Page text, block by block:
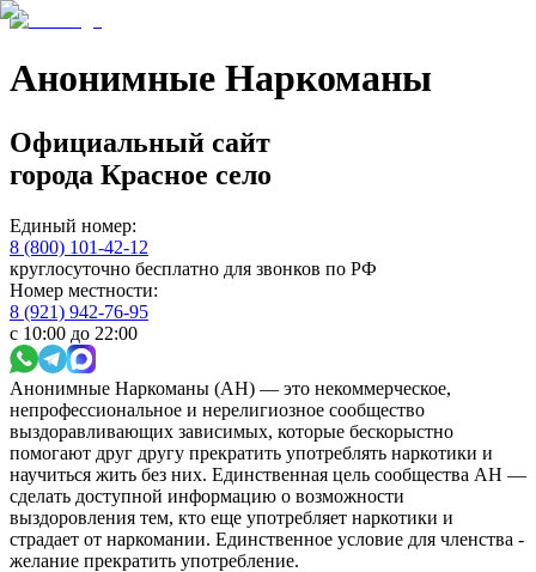
Анонимные Наркоманы
Официальный сайт
города Красное село
Единый номер:
8 (800) 101-42-12
круглосуточно бесплатно для звонков по РФ
Номер местности:
8 (921) 942-76-95
с 10:00 до 22:00
Анонимные Наркоманы (АН) — это некоммерческое,
непрофессиональное и нерелигиозное сообщество
выздоравливающих зависимых, которые бескорыстно
помогают друг другу прекратить употреблять наркотики и
научиться жить без них. Единственная цель сообщества АН —
сделать доступной информацию о возможности
выздоровления тем, кто еще употребляет наркотики и
страдает от наркомании. Единственное условие для членства -
желание прекратить употребление.